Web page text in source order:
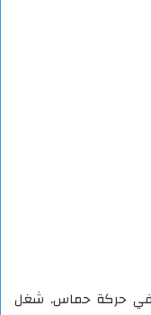
في حركة حماس. شغل